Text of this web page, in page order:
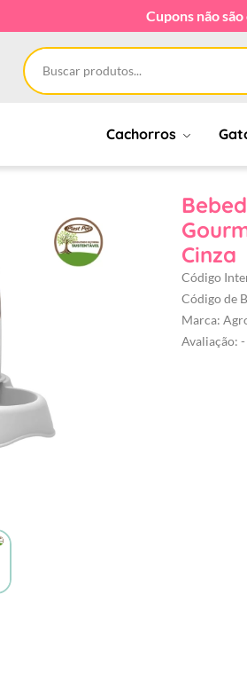
Cupons não
Cachorros
Cinza
Código
Código de
Marca:
Avaliação: -